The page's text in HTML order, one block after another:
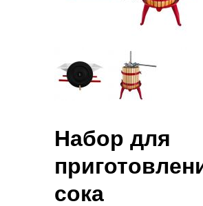
Набор для
сока